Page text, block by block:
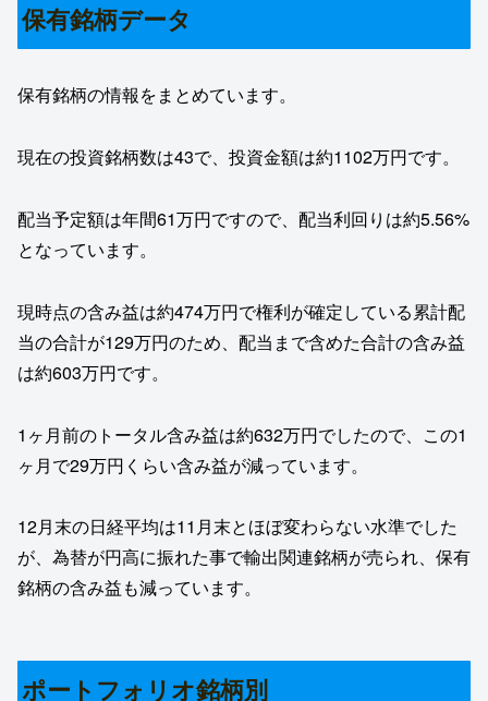
保有銘柄データ
保有銘柄の情報をまとめています。
現在の投資銘柄数は43で、投資金額は約1102万円です。
配当予定額は年間61万円ですので、配当利回りは約5.56%
となっています。
現時点の含み益は約474万円で権利が確定している累計配
当の合計が129万円のため、配当まで含めた合計の含み益
は約603万円です。
1ヶ月前のトータル含み益は約632万円でしたので、この1
ヶ月で29万円くらい含み益が減っています。
12月末の日経平均は11月末とほぼ変わらない水準でした
が、為替が円高に振れた事で輸出関連銘柄が売られ、保有
銘柄の含み益も減っています。
ポートフォリオ銘柄別